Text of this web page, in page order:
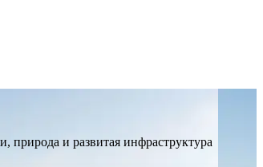
и развитая инфраструктура